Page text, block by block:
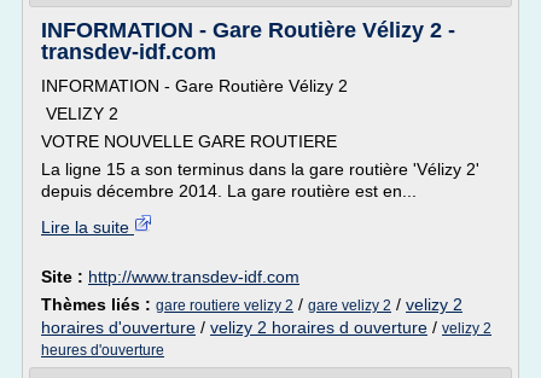
INFORMATION - Gare Routière Vélizy 2 -
transdev-idf.com
INFORMATION - Gare Routière Vélizy 2
VELIZY 2
VOTRE NOUVELLE GARE ROUTIERE
La ligne 15 a son terminus dans la gare routière 'Vélizy 2'
depuis décembre 2014. La gare routière est en...
Lire la suite
Site : http://www.transdev-idf.com
Thèmes liés : gare routiere velizy 2 / gare velizy 2 / velizy 2
horaires d'ouverture / velizy 2 horaires d ouverture / velizy 2
heures d'ouverture